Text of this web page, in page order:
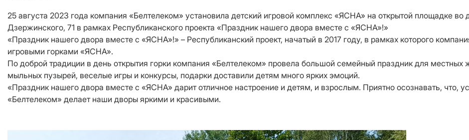
25 августа 2023 года компания «Белтелеком» установила детский игровой комплекс «ЯСНА» на открытой площадке во
Дзержинского, 71 в рамках Республиканского проекта «Праздник нашего двора вместе с «ЯСНА»!»
«Праздник нашего двора вместе с «ЯСНА»!» – Республиканский проект, начатый в 2017 году, в рамках которого
игровыми горками «ЯСНА».
По доброй традиции в день открытия горки компания «Белтелеком» провела большой семейный праздник для
мыльных пузырей, веселые игры и конкурсы, подарки доставили детям много ярких эмоций.
«Праздник нашего двора вместе с «ЯСНА» дарит отличное настроение и детям, и взрослым. Приятно осознавать, что,
«Белтелеком» делает наши дворы яркими и красивыми.